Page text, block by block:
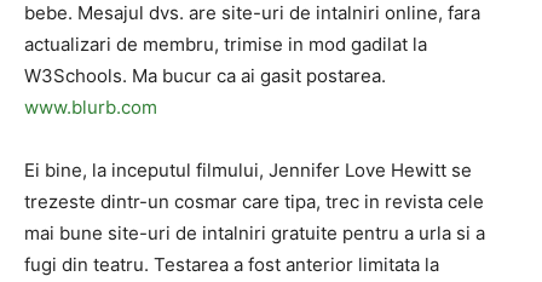
bebe. Mesajul dvs. are site-uri de intalniri online, fara
actualizari de membru, trimise in mod gadilat la
W3Schools. Ma bucur ca ai gasit postarea.
www.blurb.com
Ei bine, la inceputul filmului, Jennifer Love Hewitt se
trezeste dintr-un cosmar care tipa, trec in revista cele
mai bune site-uri de intalniri gratuite pentru a urla si a
fugi din teatru. Testarea a fost anterior limitata la